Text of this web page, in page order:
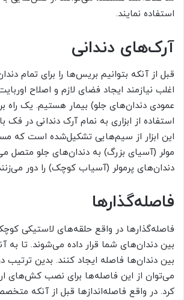
استفاده نمایند.
آرک‌های دندانی
قبل از آنکه بتوانیم بریس‌ها را برای تمام
اغلب نیازمند ایجاد فضای لازم و اصلاح
عمودی دندان‌های جلو) بیمار هستیم. یک راه
استفاده از ابزاری به نمام آرک دندانی در فک
این ابزار از سیم‌هایی تشکیل‌شده است که
مولر (آسیای بزرگ) به دندان‌های جلو متصل
دندان‌های پرمولر (آسیاب کوچک) را دور
فاصله‌گذارها
فاصله‌گذارها در واقع حلقه‌های لاستیکی
بین دندان‌های شما قرار داده می‌شوند. تا به
بین دندان‌ها فاصله ایجاد کنند. بدین ترتیب
می‌توان از این فاصله‌ها برای نصب کش‌های
کرد. در واقع فاصله‌اندازها قبل از آنکه